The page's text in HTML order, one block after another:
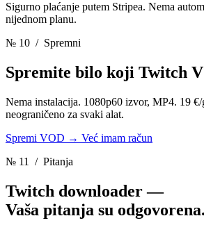
Sigurno plaćanje putem Stripea. Nema
nijednom planu.
№ 10 / Spremni
Spremite bilo koji Twitch
Nema instalacija. 1080p60 izvor, MP4. 19
neograničeno za svaki alat.
Spremi VOD → Već imam račun
№ 11
/ Pitanja
Twitch downloader —
Vaša pitanja su odgovorena.